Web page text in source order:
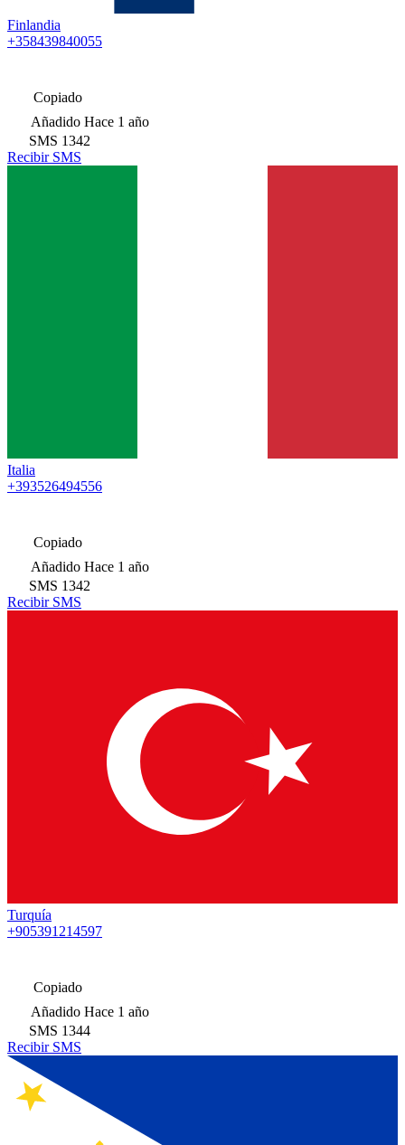
Finlandia
+358439840055
Copiado
Añadido Hace 1 año
SMS 1342
Recibir SMS
Italia
+393526494556
Copiado
Añadido Hace 1 año
SMS 1342
Recibir SMS
Turquía
+905391214597
Copiado
Añadido Hace 1 año
SMS 1344
Recibir SMS